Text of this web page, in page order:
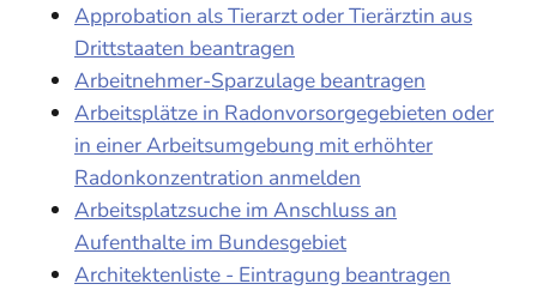
Approbation als Tierarzt oder Tierärztin aus
Drittstaaten beantragen
Arbeitnehmer-Sparzulage beantragen
Arbeitsplätze in Radonvorsorgegebieten oder
in einer Arbeitsumgebung mit erhöhter
Radonkonzentration anmelden
Arbeitsplatzsuche im Anschluss an
Aufenthalte im Bundesgebiet
Architektenliste - Eintragung beantragen